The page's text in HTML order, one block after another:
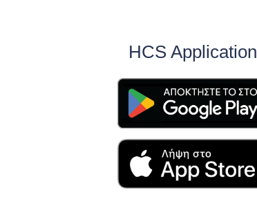
HCS Application